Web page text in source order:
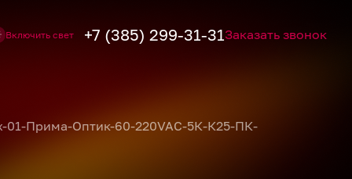
Включить свет +7 (385) 299-31-31Заказать звонок
01-Прима-Оптик-60-220VAC-5К-К25-ПК-